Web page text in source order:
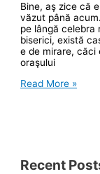
Bine, aş zice că
văzut până
pe lângă celebra
biserici, există
e de mirare,
oraşului
Alqosh,
Read More »
Recent